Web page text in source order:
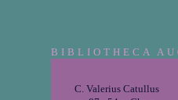
BIBLIOTHECA
C. Valerius Catullus